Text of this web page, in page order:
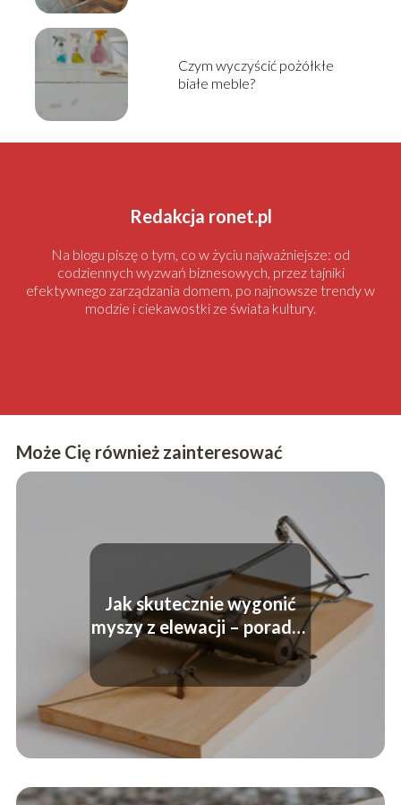
Czym wyczyścić pożółkłe
białe meble?
Redakcja ronet.pl
Na blogu piszę o tym, co w życiu najważniejsze: od
codziennych wyzwań biznesowych, przez tajniki
efektywnego zarządzania domem, po najnowsze trendy w
modzie i ciekawostki ze świata kultury.
Może Cię również zainteresować
Jak skutecznie wygonić
myszy z elewacji – porady i
triki